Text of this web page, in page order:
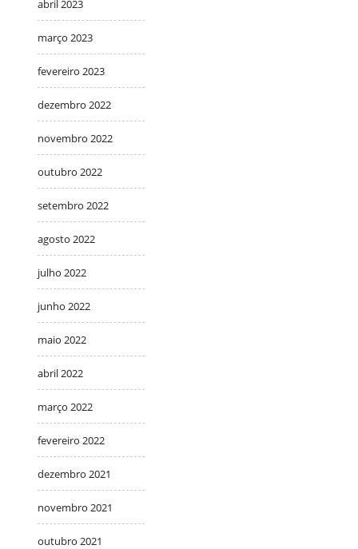
abril 2023
março 2023
fevereiro 2023
dezembro 2022
novembro 2022
outubro 2022
setembro 2022
agosto 2022
julho 2022
junho 2022
maio 2022
abril 2022
março 2022
fevereiro 2022
dezembro 2021
novembro 2021
outubro 2021